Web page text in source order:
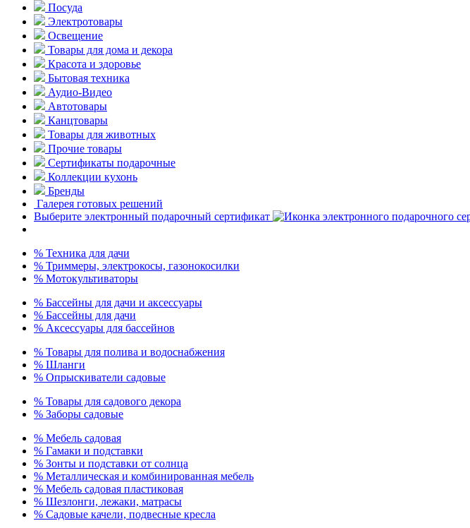
Посуда
Электротовары
Освещение
Товары для дома и декора
Красота и здоровье
Бытовая техника
Аудио-Видео
Автотовары
Канцтовары
Товары для животных
Прочие товары
Сертификаты подарочные
Коллекции кухонь
Бренды
Галерея готовых решений
Выберите электронный подарочный сертификат
% Техника для дачи
% Триммеры, электрокосы, газонокосилки
% Мотокультиваторы
% Бассейны для дачи и аксессуары
% Бассейны для дачи
% Аксессуары для бассейнов
% Товары для полива и водоснабжения
% Шланги
% Опрыскиватели садовые
% Товары для садового декора
% Заборы садовые
% Мебель садовая
% Гамаки и подставки
% Зонты и подставки от солнца
% Металлическая и комбинированная мебель
% Мебель садовая пластиковая
% Шезлонги, лежаки, матрасы
% Садовые качели, подвесные кресла